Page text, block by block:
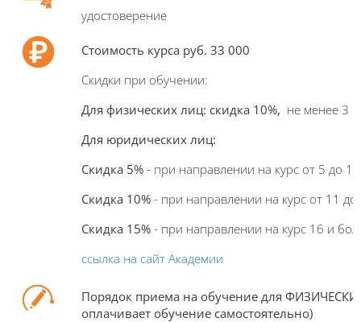
удостоверение
Стоимость курса руб. 33 000
Скидки при обучении:
Для физических лиц: скидка 10%, не менее 3
Для юридических лиц:
Скидка 5% - при направлении на курс от 5 до
Скидка 10% - при направлении на курс от 11 до
Скидка 15% - при направлении на курс 16 и
ссылка на сайт Академии
Порядок приема на обучение для
оплачивает обучение самостоятельно)